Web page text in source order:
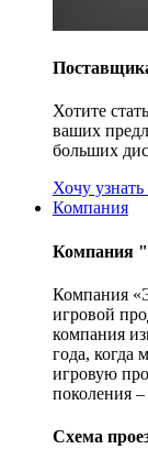
Хотите
ваших
больших
Хочу
Компания
Компания
игровой
компания
года, когда
игровую
поколения
Схема